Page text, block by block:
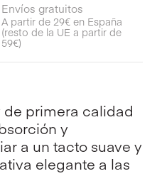
Envíos gratuitos
A partir de 29€ en España
(resto de la UE a partir de
59€)
de primera calidad
y
a un tacto suave y
elegante a las